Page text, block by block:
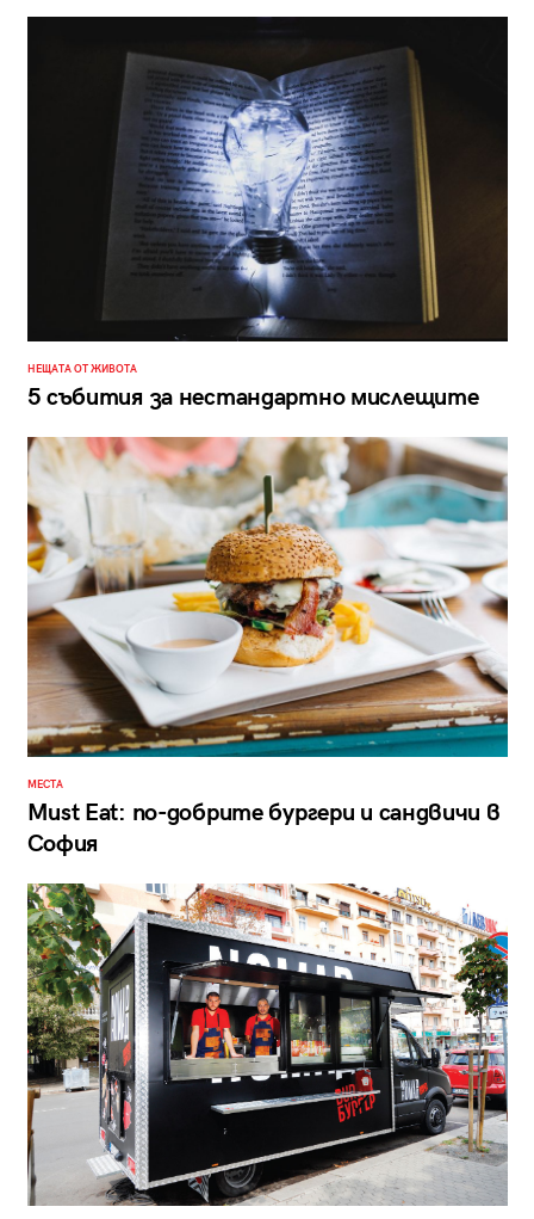
НЕЩАТА ОТ ЖИВОТА
5 събития за нестандартно мислещите
МЕСТА
Must Eat: по-добрите бургери и сандвичи в
София